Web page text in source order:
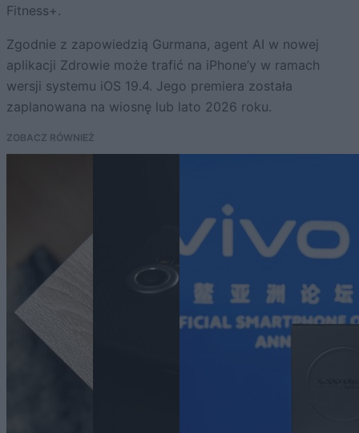
Fitness+.
Zgodnie z zapowiedzią Gurmana, agent AI w nowej
aplikacji Zdrowie może trafić na iPhone’y w ramach
wersji systemu iOS 19.4. Jego premiera została
zaplanowana na wiosnę lub lato 2026 roku.
ZOBACZ RÓWNIEŻ